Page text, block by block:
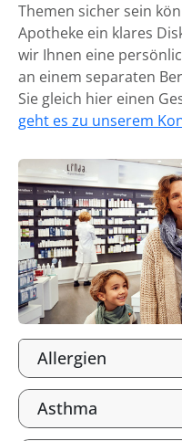
Themen sicher sein
Apotheke ein klares
wir Ihnen eine
an einem separaten
Sie gleich hier einen
geht es zu unserem
Allergien
Asthma